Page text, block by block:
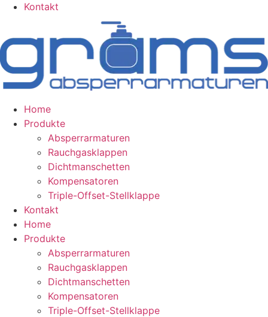
Kontakt
Home
Produkte
Absperrarmaturen
Rauchgasklappen
Dichtmanschetten
Kompensatoren
Triple-Offset-Stellklappe
Kontakt
Home
Produkte
Absperrarmaturen
Rauchgasklappen
Dichtmanschetten
Kompensatoren
Triple-Offset-Stellklappe